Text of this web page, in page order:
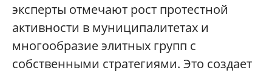
эксперты отмечают рост протестной
активности в муниципалитетах и
многообразие элитных групп с
собственными стратегиями. Это создает